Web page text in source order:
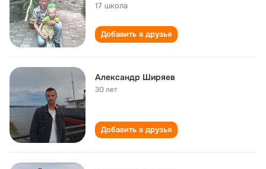
17 школа
Добавить в друзья
Александр Ширяев
30 лет
Добавить в друзья